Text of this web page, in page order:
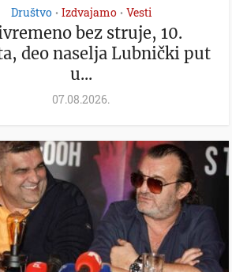
Društvo • Izdvajamo • Vesti
bez struje, 10.
deo naselja Lubnički put
u...
07.08.2026.